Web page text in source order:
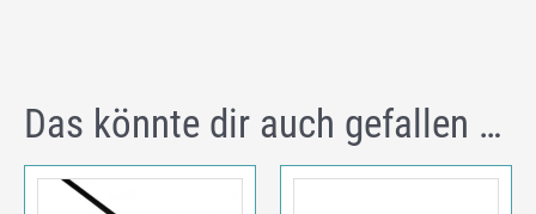
Das könnte dir auch gefallen …